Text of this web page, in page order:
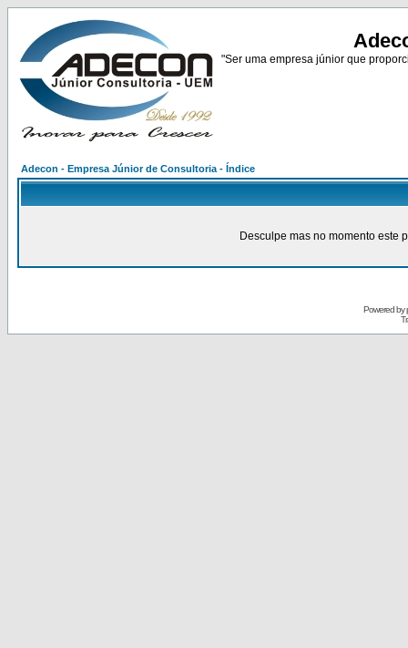
"Ser uma empresa júnior que
Adecon - Empresa Júnior de Consultoria - Índice
Desculpe mas no momento este
Powered by